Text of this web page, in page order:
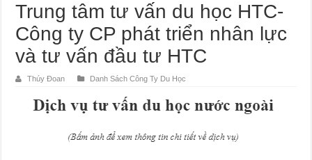
Trung tâm tư vấn du học HTC-
Công ty CP phát triển nhân lực
và tư vấn đầu tư HTC
Thúy Đoan Danh Sách Công Ty Du Học